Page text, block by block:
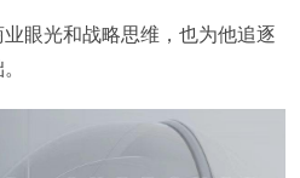
眼光和战略思维，也为他追逐